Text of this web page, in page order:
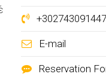
+302743091447
E-mail
Reservation